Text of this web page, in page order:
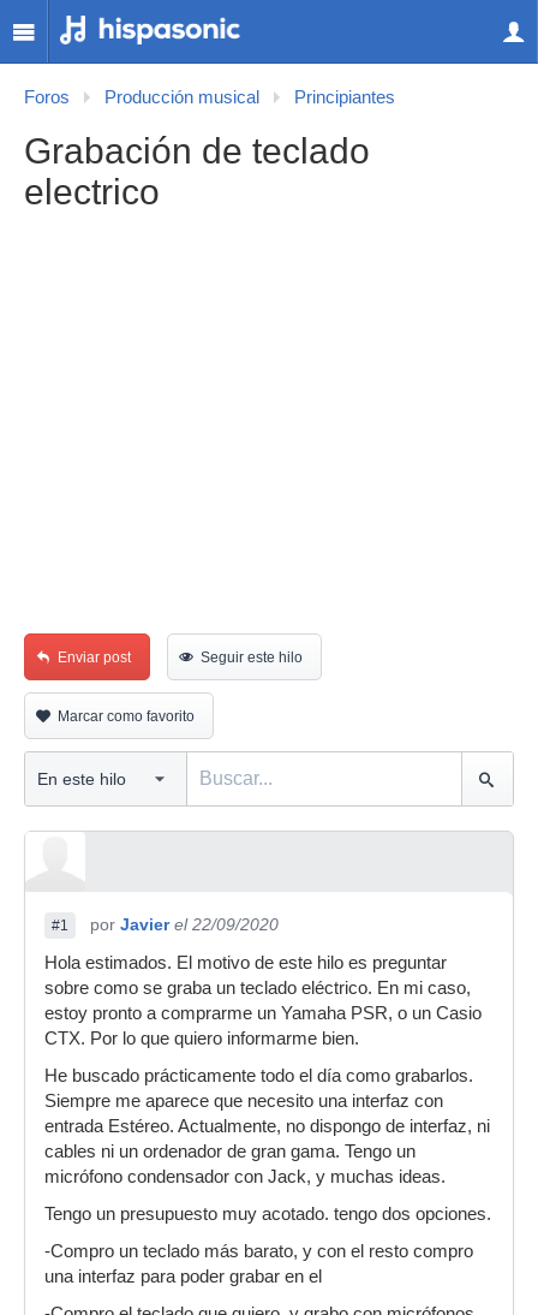
Foros Producción musical Principiantes
Grabación de teclado
electrico
Enviar post Seguir este hilo
Marcar como favorito
#1 por Javier el 22/09/2020
Hola estimados. El motivo de este hilo es preguntar
sobre como se graba un teclado eléctrico. En mi caso,
estoy pronto a comprarme un Yamaha PSR, o un Casio
CTX. Por lo que quiero informarme bien.
He buscado prácticamente todo el día como grabarlos.
Siempre me aparece que necesito una interfaz con
entrada Estéreo. Actualmente, no dispongo de interfaz, ni
cables ni un ordenador de gran gama. Tengo un
micrófono condensador con Jack, y muchas ideas.
Tengo un presupuesto muy acotado. tengo dos opciones.
-Compro un teclado más barato, y con el resto compro
una interfaz para poder grabar en el